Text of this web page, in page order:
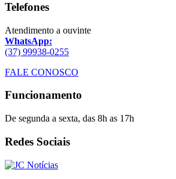
Telefones
Atendimento a ouvinte
WhatsApp:
(37) 99938-0255
FALE CONOSCO
Funcionamento
De segunda a sexta, das 8h as 17h
Redes Sociais